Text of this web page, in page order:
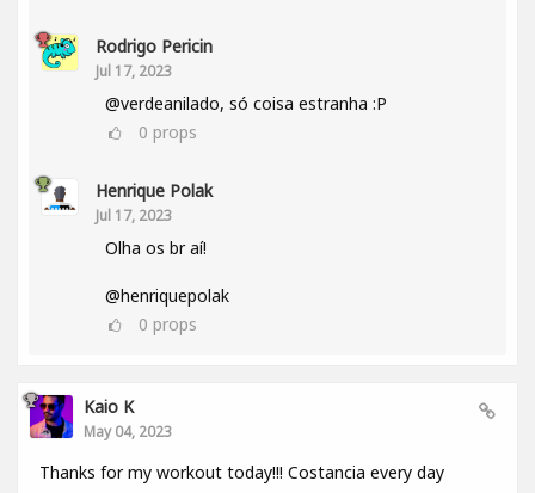
Rodrigo Pericin
Jul 17, 2023
@verdeanilado, só coisa estranha :P
0 props
Henrique Polak
Jul 17, 2023
Olha os br aí!
@henriquepolak
0 props
Kaio K
May 04, 2023
Thanks for my workout today!!! Costancia every day